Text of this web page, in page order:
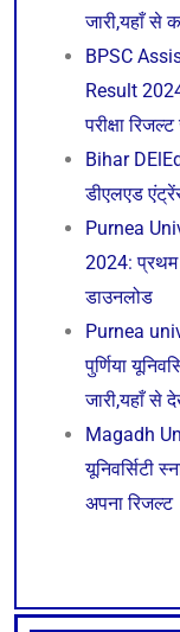
जारी,यहाँ से
BPSC
Result
परीक्षा रिजल्ट
Bihar
डीएलएड
Purnea
2024: प्रथम
डाउनलोड
Purnea
पुर्णिया
जारी,यहाँ से
Magadh
यूनिवर्सिटी
अपना रिजल्ट